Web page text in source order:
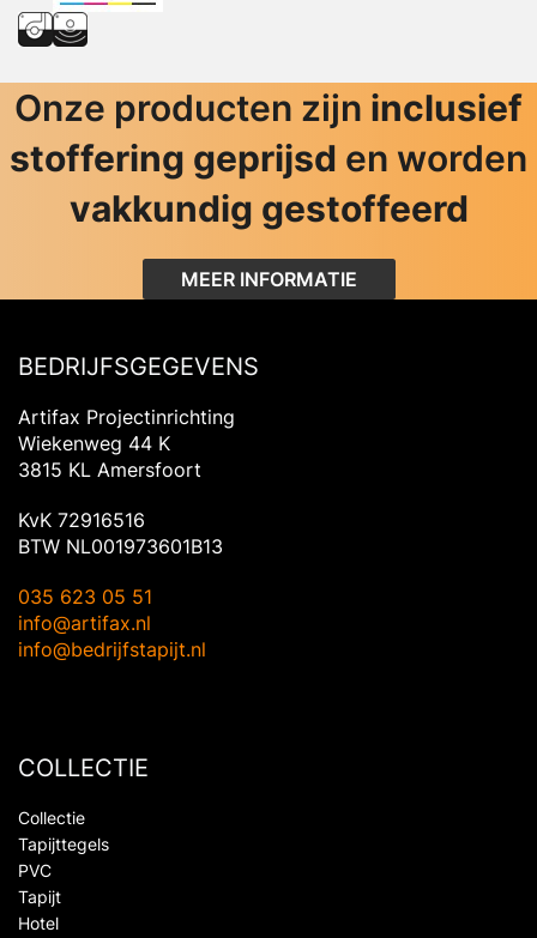
Onze producten zijn inclusief
stoffering geprijsd en worden
vakkundig gestoffeerd
MEER INFORMATIE
BEDRIJFSGEGEVENS
Artifax Projectinrichting
Wiekenweg 44 K
3815 KL Amersfoort
KvK 72916516
BTW NL001973601B13
035 623 05 51
info@artifax.nl
info@bedrijfstapijt.nl
COLLECTIE
Collectie
Tapijttegels
PVC
Tapijt
Hotel